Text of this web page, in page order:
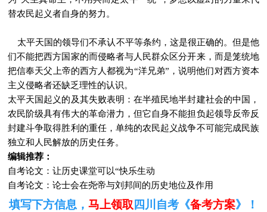
替农民起义者自身的努力。
太平天国的领导们不承认不平等条约，这是很正确的。但是他
们不能把西方国家的而侵略者与人民群众区分开来，而是笼统地
把信奉天父上帝的西方人都视为“洋兄弟”，说明他们对西方资本
主义侵略者还缺乏理性的认识。
太平天国起义的及其失败表明：在半殖民地半封建社会的中国，
农民阶级具有伟大的革命潜力，但它自身不能担负起领导反帝反
封建斗争取得胜利的重任，单纯的农民起义战争不可能完成民族
独立和人民解放的历史任务。
编辑推荐：
自考论文：让历史课堂可以“快乐生动
自考论文：论士会在尧帝与刘邦间的历史地位及作用
填写下方信息， 马上领取 四川自考《备考方案》！